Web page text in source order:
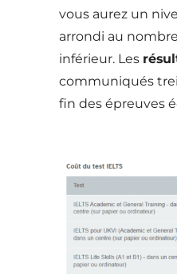
vous aurez un
arrondi au
inférieur. Les
communiqués
fin des épreuves